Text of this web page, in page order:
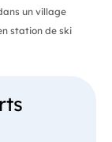
un village
station de ski